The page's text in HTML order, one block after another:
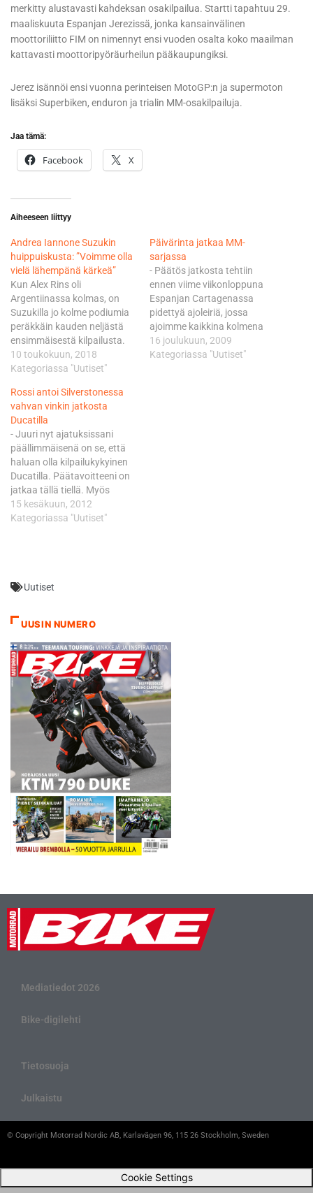
merkitty alustavasti kahdeksan osakilpailua. Startti tapahtuu 29.
maaliskuuta Espanjan Jerezissä, jonka kansainvälinen
moottoriliitto FIM on nimennyt ensi vuoden osalta koko maailman
kattavasti moottoripyöräurheilun pääkaupungiksi.
Jerez isännöi ensi vuonna perinteisen MotoGP:n ja supermoton
lisäksi Superbiken, enduron ja trialin MM-osakilpailuja.
Jaa tämä:
Facebook X
Aiheeseen liittyy
Andrea Iannone Suzukin
huippuiskusta: ”Voimme olla
vielä lähempänä kärkeä”
Kun Alex Rins oli
Argentiinassa kolmas, on
Suzukilla jo kolme podiumia
peräkkäin kauden neljästä
ensimmäisestä kilpailusta.
Paremmin Suzukilla ei ole
mennyt sitten kauden 2007.
Iannonen ajotyylille hyvin.
”Ajan ihan samalla tavalla
kuin viime kaudellakin.
Valitsimme Jerezissä saman
kovan renkaan, mikä oli
myös kolmen kärjellä. Se oli…
10 toukokuun, 2018
Kategoriassa "Uutiset"
Päivärinta jatkaa MM-
sarjassa
- Päätös jatkosta tehtiin
ennen viime viikonloppuna
Espanjan Cartagenassa
pidettyä ajoleiriä, jossa
ajoimme kaikkina kolmena
ajopäivänä nopeimpia
kierrosaikoja. Paikalla olivat
16 joulukuun, 2009
Kategoriassa "Uutiset"
Rossi antoi Silverstonessa
vahvan vinkin jatkosta
Ducatilla
- Juuri nyt ajatuksissani
päällimmäisenä on se, että
haluan olla kilpailukykyinen
Ducatilla. Päätavoitteeni on
jatkaa tällä tiellä. Myös
tulevina vuosina, vinkkasi
Rossi Britannian GP-
(29.7.) jälkeen. Uskon, että
mahdollinen on tiedossa
viimeistään Brnon aikoihin,
Rossi viittaa elokuun…
15 kesäkuun, 2012
Kategoriassa "Uutiset"
Uutiset
UUSIN NUMERO
Mediatiedot 2026
Bike-digilehti
Tietosuoja
Julkaistu
© Copyright Motorrad Nordic AB, Karlavägen 96, 115 26 Stockholm, Sweden
Cookie Settings